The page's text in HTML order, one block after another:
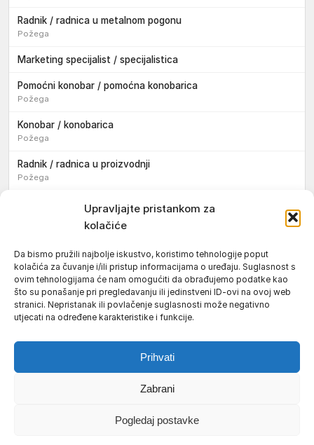
Upravljajte pristankom za
kolačiće
Da bismo pružili najbolje iskustvo, koristimo tehnologije poput
kolačića za čuvanje i/ili pristup informacijama o uređaju. Suglasnost s
ovim tehnologijama će nam omogućiti da obrađujemo podatke kao
što su ponašanje pri pregledavanju ili jedinstveni ID-ovi na ovoj web
stranici. Nepristanak ili povlačenje suglasnosti može negativno
utjecati na određene karakteristike i funkcije.
Prihvati
Zabrani
Pogledaj postavke
Radnik / radnica u metalnom pogonu
Požega
Marketing specijalist / specijalistica
Pomoćni konobar / pomoćna konobarica
Požega
Konobar / konobarica
Požega
Radnik / radnica u proizvodnji
Požega
Sezonski pomoćni radnik / sezonska pomoćna radnica
Pomoćni pekar / pomoćna pekarica
Pekar / pekarica
Požega
Konobar / konobarica
Požega
Pravila privatnosti